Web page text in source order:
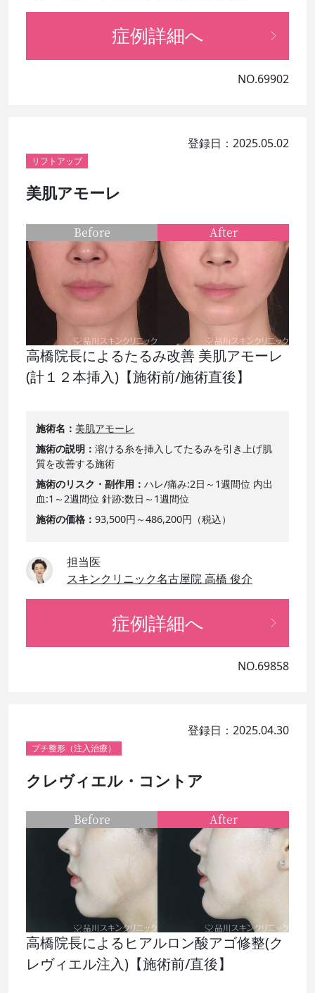
症例詳細へ
NO.69902
登録日：2025.05.02
リフトアップ
美肌アモーレ
高橋院長によるたるみ改善 美肌アモーレ
(計１２本挿入)【施術前/施術直後】
施術名
美肌アモーレ
施術の説明
溶ける糸を挿入してたるみを引き上げ肌
質を改善する施術
施術のリスク・副作用
ハレ/痛み:2日～1週間位 内出
血:1～2週間位 針跡:数日～1週間位
施術の価格
93,500円～486,200円（税込）
担当医
スキンクリニック名古屋院 高橋 俊介
Before After
症例詳細へ
NO.69858
登録日：2025.04.30
プチ整形（注入治療）
クレヴィエル・コントア
高橋院長によるヒアルロン酸アゴ修整(ク
レヴィエル注入)【施術前/直後】
Before After